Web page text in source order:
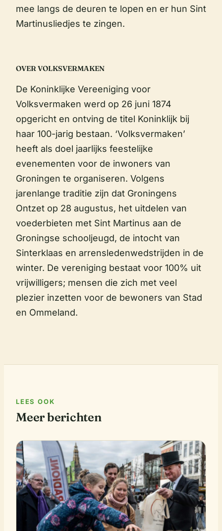
mee langs de deuren te lopen en er hun Sint
Martinusliedjes te zingen.
OVER VOLKSVERMAKEN
De Koninklijke Vereeniging voor
Volksvermaken werd op 26 juni 1874
opgericht en ontving de titel Koninklijk bij
haar 100-jarig bestaan. ‘Volksvermaken’
heeft als doel jaarlijks feestelijke
evenementen voor de inwoners van
Groningen te organiseren. Volgens
jarenlange traditie zijn dat Groningens
Ontzet op 28 augustus, het uitdelen van
voederbieten met Sint Martinus aan de
Groningse schooljeugd, de intocht van
Sinterklaas en arrensledenwedstrijden in de
winter. De vereniging bestaat voor 100% uit
vrijwilligers; mensen die zich met veel
plezier inzetten voor de bewoners van Stad
en Ommeland.
LEES OOK
Meer berichten